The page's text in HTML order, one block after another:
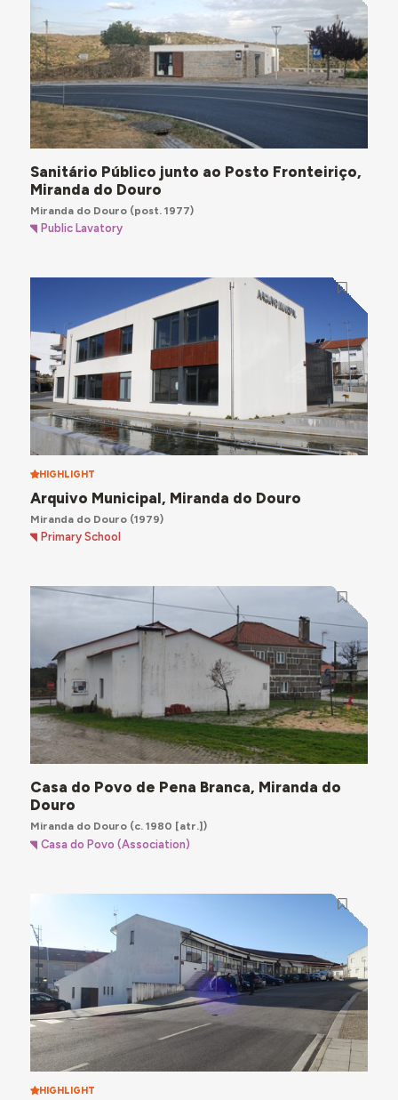
Sanitário Público junto ao Posto Fronteiriço,
Miranda do Douro
Miranda do Douro(post. 1977)
Public Lavatory
HIGHLIGHT
Arquivo Municipal, Miranda do Douro
Miranda do Douro(1979)
Primary School
Casa do Povo de Pena Branca, Miranda do
Douro
Miranda do Douro(c. 1980 [atr.])
Casa do Povo (Association)
HIGHLIGHT